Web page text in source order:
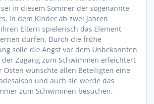
in diesem Sommer der sogenannte
in dem Kinder ab zwei Jahren
Eltern spielerisch das Element
dürfen. Durch die frühe
solle die Angst vor dem Unbekannten
Zugang zum Schwimmen erleichtert
Osten wünschte allen Beteiligten eine
und auch sie werde das
zum Schwimmen besuchen.